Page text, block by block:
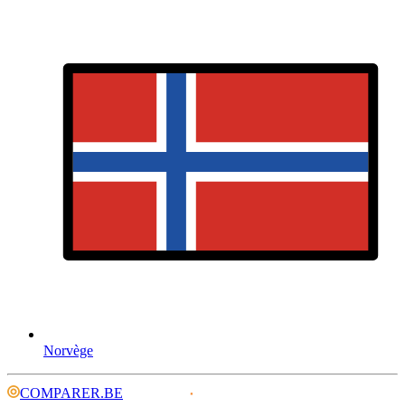
Norvège
COMPARER.BE